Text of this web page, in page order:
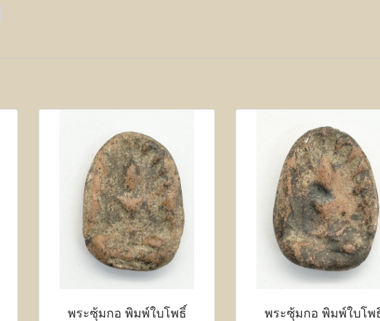
พระซุ้มกอ พิมพ์ใบโพธิ์ พระซุ้มกอ พิมพ์ใบโพ